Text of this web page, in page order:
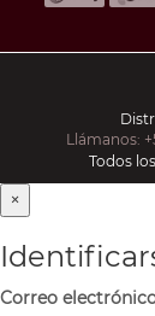
Llámanos:
Todos
×
Correo